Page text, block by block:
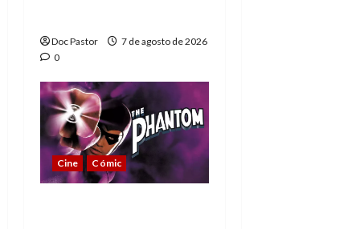
Doc Pastor
7 de agosto de 2026
0
Cine Cómic